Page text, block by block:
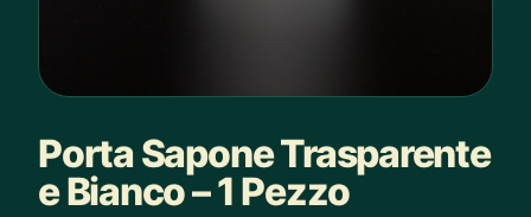
Porta Sapone Trasparente
e Bianco – 1 Pezzo